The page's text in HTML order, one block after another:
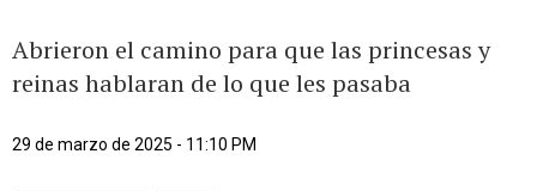
Abrieron el camino para que las princesas y
reinas hablaran de lo que les pasaba
29 de marzo de 2025 - 11:10 PM